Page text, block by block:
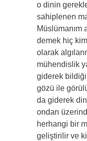
o dinin
sahiplenen
Müslümanım
demek hiç
olarak
mühendislik
giderek
gözü ile
da giderek
ondan
herhangi bir
geliştirilir ve